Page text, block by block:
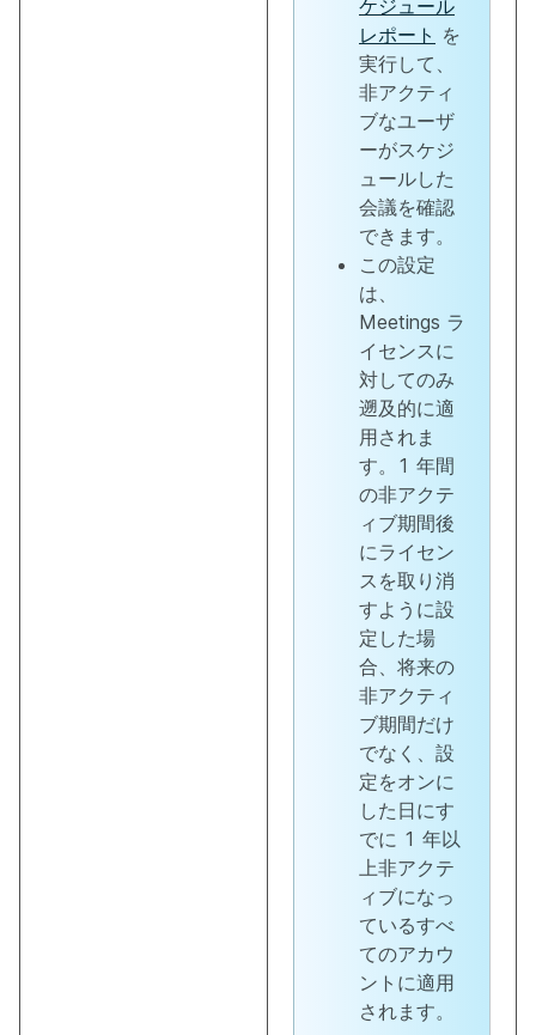
ケジュール
レポート を
実行して、
非アクティ
ブなユーザ
ーがスケジ
ュールした
会議を確認
できます。
この設定
は、
Meetings ラ
イセンスに
対してのみ
遡及的に適
用されま
す。1 年間
の非アクテ
ィブ期間後
にライセン
スを取り消
すように設
定した場
合、将来の
非アクティ
ブ期間だけ
でなく、設
定をオンに
した日にす
でに 1 年以
上非アクテ
ィブになっ
ているすべ
てのアカウ
ントに適用
されます。